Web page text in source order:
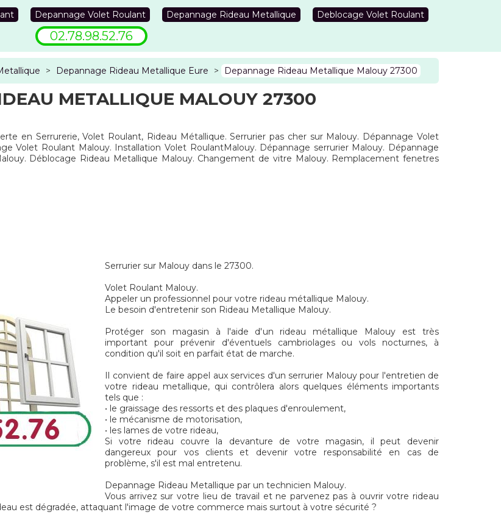
Depannage Volet Roulant Depannage Rideau Metallique Deblocage Volet Roulant
02.78.98.52.76
> Depannage Rideau Metallique Eure > Depannage Rideau Metallique Malouy 27300
METALLIQUE MALOUY 27300
en Serrurerie, Volet Roulant, Rideau Métallique. Serrurier pas cher sur Malouy. Dépannage Volet
Volet Roulant Malouy. Installation Volet RoulantMalouy. Dépannage serrurier Malouy. Dépannage
Déblocage Rideau Metallique Malouy. Changement de vitre Malouy. Remplacement fenetres
Serrurier sur Malouy dans le 27300.
Volet Roulant Malouy.
Appeler un professionnel pour votre rideau métallique Malouy.
Le besoin d'entretenir son Rideau Metallique Malouy.
Protéger son magasin à l'aide d'un rideau métallique Malouy est très
important pour prévenir d'éventuels cambriolages ou vols nocturnes, à
condition qu'il soit en parfait état de marche.
Il convient de faire appel aux services d'un serrurier Malouy pour l'entretien de
votre rideau metallique, qui contrôlera alors quelques éléments importants
tels que :
• le graissage des ressorts et des plaques d'enroulement,
• le mécanisme de motorisation,
• les lames de votre rideau,
Si votre rideau couvre la devanture de votre magasin, il peut devenir
dangereux pour vos clients et devenir votre responsabilité en cas de
problème, s'il est mal entretenu.
Depannage Rideau Metallique par un technicien Malouy.
Vous arrivez sur votre lieu de travail et ne parvenez pas à ouvrir votre rideau
est dégradée, attaquant l'image de votre commerce mais surtout à votre sécurité ?